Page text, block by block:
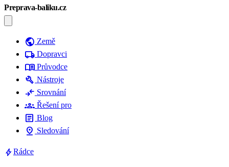
Preprava-baliku.cz
public Země
local_shipping Dopravci
menu_book Průvodce
build Nástroje
compare_arrows Srovnání
groups Řešení pro
article Blog
pin_drop Sledování
boltRádce